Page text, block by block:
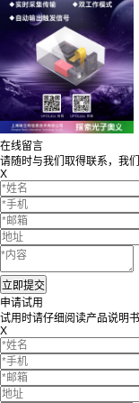
在线留言
请随时与我们取得联系，我
X
申请试用
试用时请仔细阅读产品说明
X